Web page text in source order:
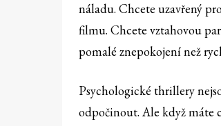
náladu. Chcete uzavřený
filmu. Chcete vztahovou
pomalé znepokojení než
Psychologické thrillery
odpočinout. Ale když máte